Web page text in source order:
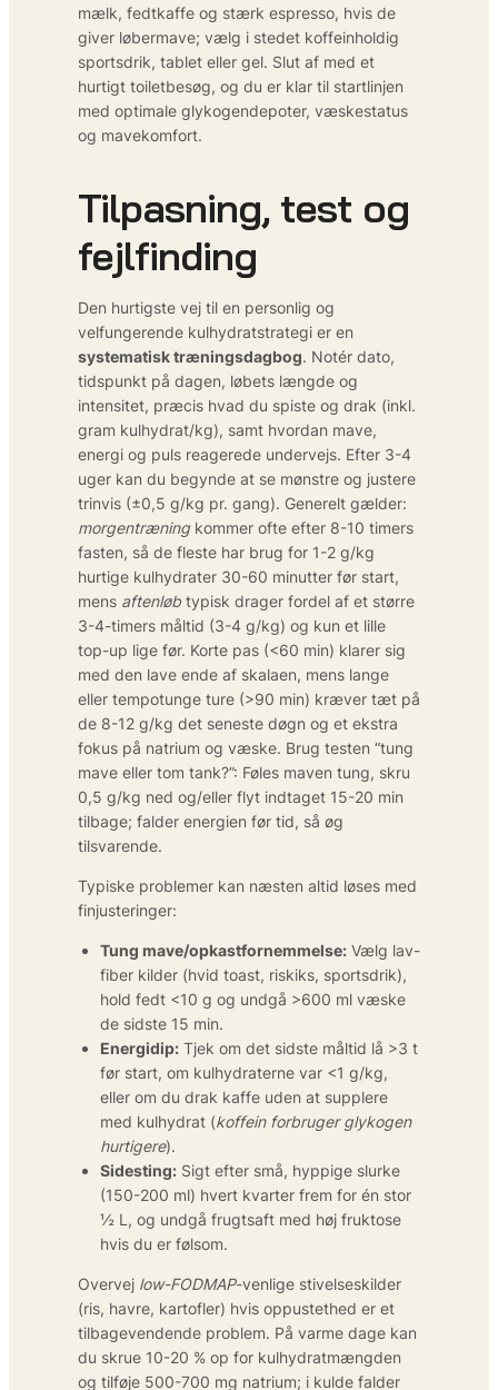
mælk, fedtkaffe og stærk espresso, hvis de
giver løbermave; vælg i stedet koffeinholdig
sportsdrik, tablet eller gel. Slut af med et
hurtigt toiletbesøg, og du er klar til startlinjen
med optimale glykogendepoter, væskestatus
og mavekomfort.
Tilpasning, test og
fejlfinding
Den hurtigste vej til en personlig og
velfungerende kulhydratstrategi er en
systematisk træningsdagbog. Notér dato,
tidspunkt på dagen, løbets længde og
intensitet, præcis hvad du spiste og drak (inkl.
gram kulhydrat/kg), samt hvordan mave,
energi og puls reagerede undervejs. Efter 3-4
uger kan du begynde at se mønstre og justere
trinvis (±0,5 g/kg pr. gang). Generelt gælder:
morgentræningkommer ofte efter 8-10 timers
fasten, så de fleste har brug for 1-2 g/kg
hurtige kulhydrater 30-60 minutter før start,
mens aftenløb typisk drager fordel af et større
3-4-timers måltid (3-4 g/kg) og kun et lille
top-up lige før. Korte pas (<60 min) klarer sig
med den lave ende af skalaen, mens lange
eller tempotunge ture (>90 min) kræver tæt på
de 8-12 g/kg det seneste døgn og et ekstra
fokus på natrium og væske. Brug testen “tung
mave eller tom tank?”: Føles maven tung, skru
0,5 g/kg ned og/eller flyt indtaget 15-20 min
tilbage; falder energien før tid, så øg
tilsvarende.
Typiske problemer kan næsten altid løses med
finjusteringer:
Tung mave/opkastfornemmelse: Vælg lav-
fiber kilder (hvid toast, riskiks, sportsdrik),
hold fedt <10 g og undgå >600 ml væske
de sidste 15 min.
Energidip: Tjek om det sidste måltid lå >3 t
før start, om kulhydraterne var <1 g/kg,
eller om du drak kaffe uden at supplere
med kulhydrat (koffein forbruger glykogen
hurtigere).
Sidesting: Sigt efter små, hyppige slurke
(150-200 ml) hvert kvarter frem for én stor
½ L, og undgå frugtsaft med høj fruktose
hvis du er følsom.
Overvej low-FODMAP-venlige stivelseskilder
(ris, havre, kartofler) hvis oppustethed er et
tilbagevendende problem. På varme dage kan
du skrue 10-20 % op for kulhydratmængden
og tilføje 500-700 mg natrium; i kulde falder